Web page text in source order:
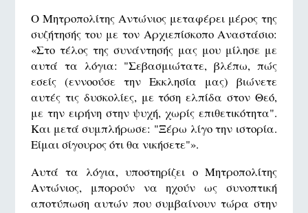
Ο Μητροπολίτης Αντώνιος μεταφέρει μέρος της
συζήτησής του με τον Αρχιεπίσκοπο Αναστάσιο:
«Στο τέλος της συνάντησής μας μου μίλησε με
αυτά τα λόγια: "Σεβασμιώτατε, βλέπω, πώς
εσείς (εννοούσε την Εκκλησία μας) βιώνετε
αυτές τις δυσκολίες, με τόση ελπίδα στον Θεό,
με την ειρήνη στην ψυχή, χωρίς επιθετικότητα".
Και μετά συμπλήρωσε: "Ξέρω λίγο την ιστορία.
Είμαι σίγουρος ότι θα νικήσετε"».
Αυτά τα λόγια, υποστηρίζει ο Μητροπολίτης
Αντώνιος, μπορούν να ηχούν ως συνοπτική
αποτύπωση αυτών που συμβαίνουν τώρα στην